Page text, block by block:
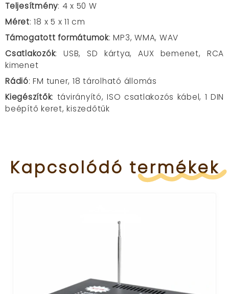
Teljesítmény: 4 x 50 W
Méret: 18 x 5 x 11 cm
Támogatott formátumok: MP3, WMA, WAV
Csatlakozók: USB, SD kártya, AUX bemenet, RCA
kimenet
Rádió: FM tuner, 18 tárolható állomás
Kiegészítők: távirányító, ISO csatlakozós kábel, 1 DIN
beépítő keret, kiszedőtűk
Kapcsolódó termékek